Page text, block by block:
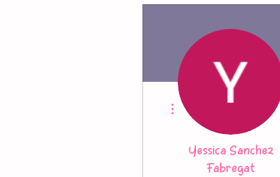
Yessica Sanchez
Fabregat
Más acciones